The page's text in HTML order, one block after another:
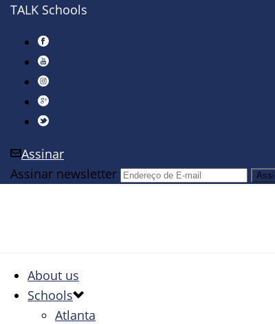
TALK Schools
Assinar
Assinar newsletter
About us
Schools
Atlanta